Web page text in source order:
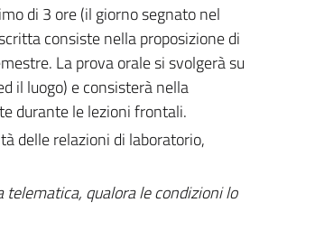
di 3 ore (il giorno segnato nel
consiste nella proposizione di
La prova orale si svolgerà su
il luogo) e consisterà nella
durante le lezioni frontali.
delle relazioni di laboratorio,
qualora le condizioni lo